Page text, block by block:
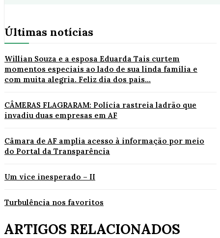
Últimas notícias
Willian Souza e a esposa Eduarda Tais curtem
momentos especiais ao lado de sua linda família e
com muita alegria. Feliz dia dos pais...
CÂMERAS FLAGRARAM: Polícia rastreia ladrão que
invadiu duas empresas em AF
Câmara de AF amplia acesso à informação por meio
do Portal da Transparência
Um vice inesperado – II
Turbulência nos favoritos
ARTIGOS RELACIONADOS